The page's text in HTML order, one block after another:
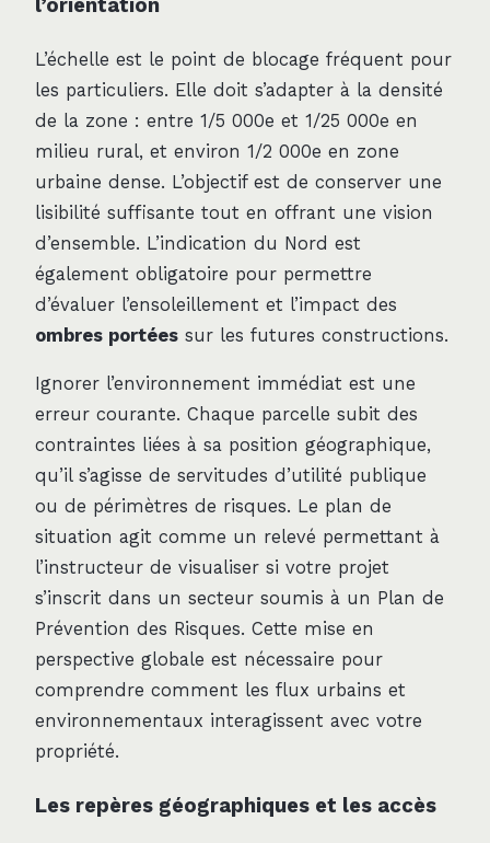
l’orientation
L’échelle est le point de blocage fréquent pour
les particuliers. Elle doit s’adapter à la densité
de la zone : entre 1/5 000e et 1/25 000e en
milieu rural, et environ 1/2 000e en zone
urbaine dense. L’objectif est de conserver une
lisibilité suffisante tout en offrant une vision
d’ensemble. L’indication du Nord est
également obligatoire pour permettre
d’évaluer l’ensoleillement et l’impact des
ombres portées sur les futures constructions.
Ignorer l’environnement immédiat est une
erreur courante. Chaque parcelle subit des
contraintes liées à sa position géographique,
qu’il s’agisse de servitudes d’utilité publique
ou de périmètres de risques. Le plan de
situation agit comme un relevé permettant à
l’instructeur de visualiser si votre projet
s’inscrit dans un secteur soumis à un Plan de
Prévention des Risques. Cette mise en
perspective globale est nécessaire pour
comprendre comment les flux urbains et
environnementaux interagissent avec votre
propriété.
Les repères géographiques et les accès